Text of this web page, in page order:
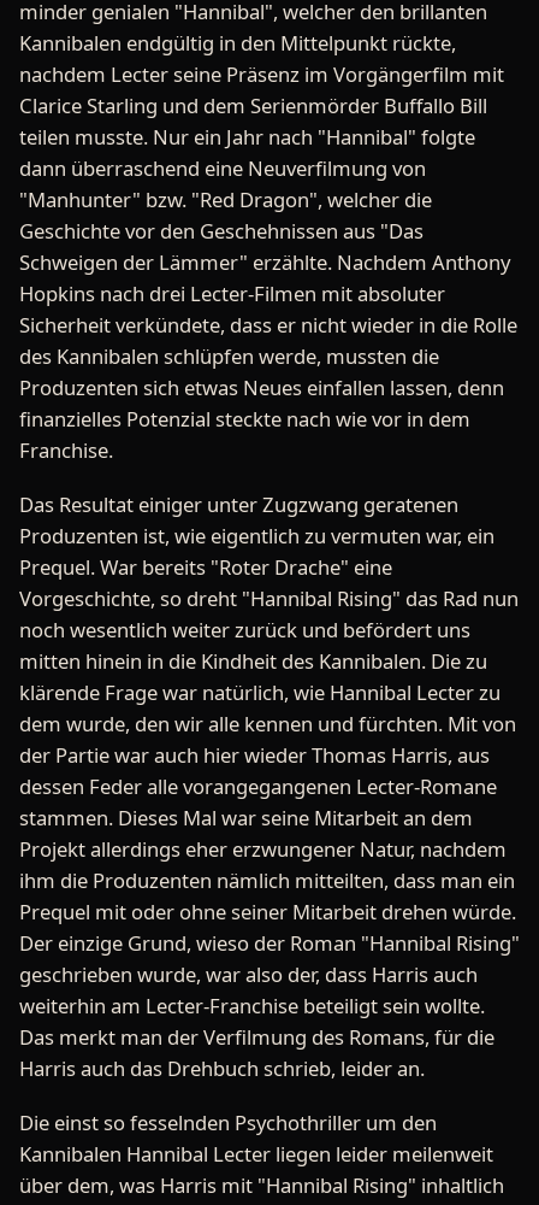
minder genialen "Hannibal", welcher den brillanten
Kannibalen endgültig in den Mittelpunkt rückte,
nachdem Lecter seine Präsenz im Vorgängerfilm mit
Clarice Starling und dem Serienmörder Buffallo Bill
teilen musste. Nur ein Jahr nach "Hannibal" folgte
dann überraschend eine Neuverfilmung von
"Manhunter" bzw. "Red Dragon", welcher die
Geschichte vor den Geschehnissen aus "Das
Schweigen der Lämmer" erzählte. Nachdem Anthony
Hopkins nach drei Lecter-Filmen mit absoluter
Sicherheit verkündete, dass er nicht wieder in die Rolle
des Kannibalen schlüpfen werde, mussten die
Produzenten sich etwas Neues einfallen lassen, denn
finanzielles Potenzial steckte nach wie vor in dem
Franchise.
Das Resultat einiger unter Zugzwang geratenen
Produzenten ist, wie eigentlich zu vermuten war, ein
Prequel. War bereits "Roter Drache" eine
Vorgeschichte, so dreht "Hannibal Rising" das Rad nun
noch wesentlich weiter zurück und befördert uns
mitten hinein in die Kindheit des Kannibalen. Die zu
klärende Frage war natürlich, wie Hannibal Lecter zu
dem wurde, den wir alle kennen und fürchten. Mit von
der Partie war auch hier wieder Thomas Harris, aus
dessen Feder alle vorangegangenen Lecter-Romane
stammen. Dieses Mal war seine Mitarbeit an dem
Projekt allerdings eher erzwungener Natur, nachdem
ihm die Produzenten nämlich mitteilten, dass man ein
Prequel mit oder ohne seiner Mitarbeit drehen würde.
Der einzige Grund, wieso der Roman "Hannibal Rising"
geschrieben wurde, war also der, dass Harris auch
weiterhin am Lecter-Franchise beteiligt sein wollte.
Das merkt man der Verfilmung des Romans, für die
Harris auch das Drehbuch schrieb, leider an.
Die einst so fesselnden Psychothriller um den
Kannibalen Hannibal Lecter liegen leider meilenweit
über dem, was Harris mit "Hannibal Rising" inhaltlich